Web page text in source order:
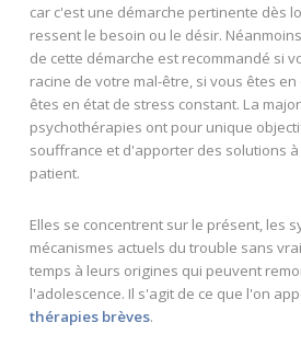
car c'est une démarche pertinente dès
ressent le besoin ou le désir.
de cette démarche est recommandé si
racine de votre mal-être, si vous êtes
êtes en état de stress constant. La
psychothérapies ont pour unique
souffrance et d'apporter des solutions
patient.
Elles se concentrent sur le présent, les
mécanismes actuels du trouble sans
temps à leurs origines qui peuvent
l'adolescence. Il s'agit de ce que l'on
thérapies brèves.